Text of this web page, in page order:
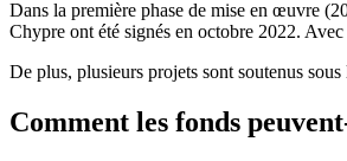
Dans la première phase de mise en œuvre
Chypre ont été signés en octobre 2022.
De plus, plusieurs projets sont soutenus
Comment les fonds